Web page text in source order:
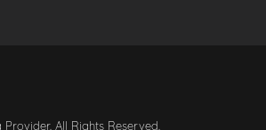
All Rights Reserved.